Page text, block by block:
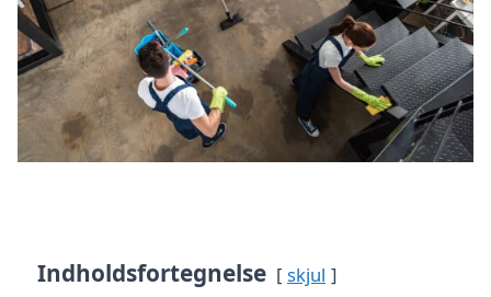
Indholdsfortegnelse skjul